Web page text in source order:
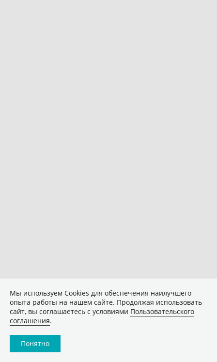
Мы используем Сookies для обеспечения наилучшего
опыта работы на нашем сайте. Продолжая использовать
сайт, вы соглашаетесь с условиями Пользовательского
соглашения.
Понятно